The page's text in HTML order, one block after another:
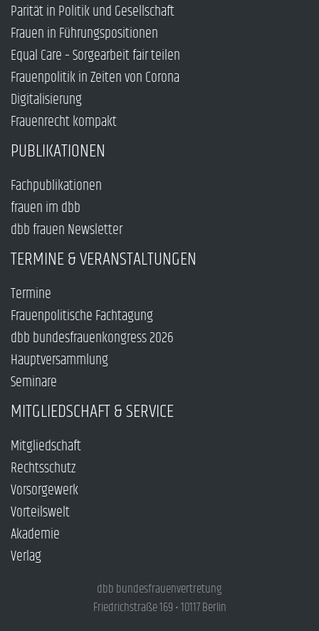
Parität in Politik und Gesellschaft
Frauen in Führungspositionen
Equal Care – Sorgearbeit fair teilen
Frauenpolitik in Zeiten von Corona
Digitalisierung
Frauenrecht kompakt
PUBLIKATIONEN
Fachpublikationen
frauen im dbb
dbb frauen Newsletter
TERMINE & VERANSTALTUNGEN
Termine
Frauenpolitische Fachtagung
dbb bundesfrauenkongress 2026
Hauptversammlung
Seminare
MITGLIEDSCHAFT & SERVICE
Mitgliedschaft
Rechtsschutz
Vorsorgewerk
Vorteilswelt
Akademie
Verlag
dbb bundesfrauenvertretung
Friedrichstraße 169 • 10117 Berlin